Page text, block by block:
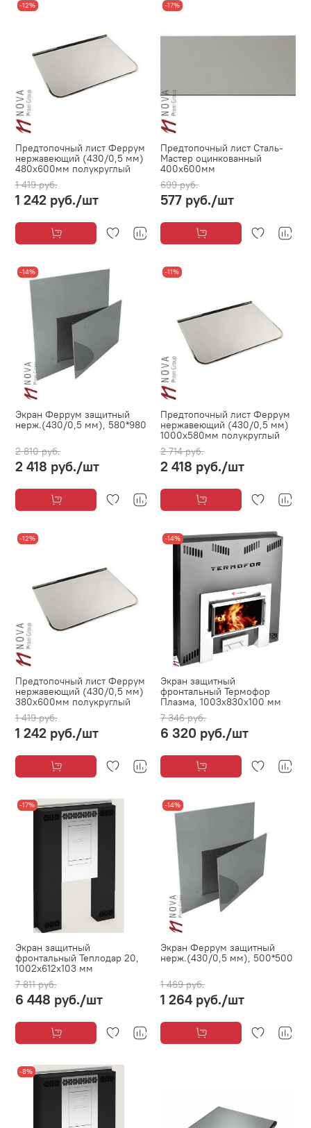
-12%
Предтопочный лист Феррум
нержавеющий (430/0,5 мм)
480х600мм полукруглый
1 419 руб.
1 242 руб./шт
-17%
Предтопочный лист Сталь-
Мастер оцинкованный
400х600мм
699 руб.
577 руб./шт
-14%
Экран Феррум защитный
нерж.(430/0,5 мм), 580*980
2 810 руб.
2 418 руб./шт
-11%
Предтопочный лист Феррум
нержавеющий (430/0,5 мм)
1000х580мм полукруглый
2 714 руб.
2 418 руб./шт
-12%
Предтопочный лист Феррум
нержавеющий (430/0,5 мм)
380х600мм полукруглый
1 419 руб.
1 242 руб./шт
-14%
Экран защитный
фронтальный Термофор
Плазма, 1003x830x100 мм
7 346 руб.
6 320 руб./шт
-17%
Экран защитный
фронтальный Теплодар 20,
1002x612x103 мм
7 811 руб.
6 448 руб./шт
-14%
Экран Феррум защитный
нерж.(430/0,5 мм), 500*500
1 469 руб.
1 264 руб./шт
-8%